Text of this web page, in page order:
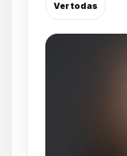
Ver todas